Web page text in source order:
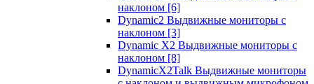
наклоном [6]
Dynamic2 Выдвижные мониторы с
наклоном [3]
Dynamic X2 Выдвижные мониторы с
наклоном [8]
DynamicX2Talk Выдвижные мониторы